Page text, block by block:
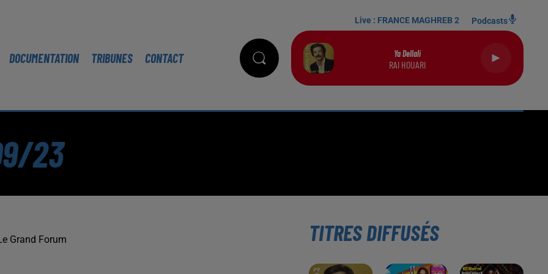
DOCUMENTATION TRIBUNES CONTACT
Live : FRANCE MAGHREB 2 Podcasts
Ya Dellali
RAI HOUARI
23
Grand Forum TITRES DIFFUSÉS